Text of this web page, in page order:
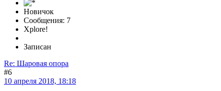
Новичок
Сообщения: 7
Xplore!
Записан
Re: Шаровая опора
#6
10 апреля 2018, 18:18